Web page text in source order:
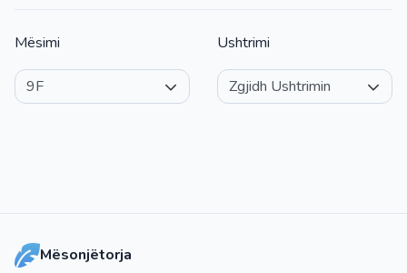
Mësimi Ushtrimi
Mësonjëtorja